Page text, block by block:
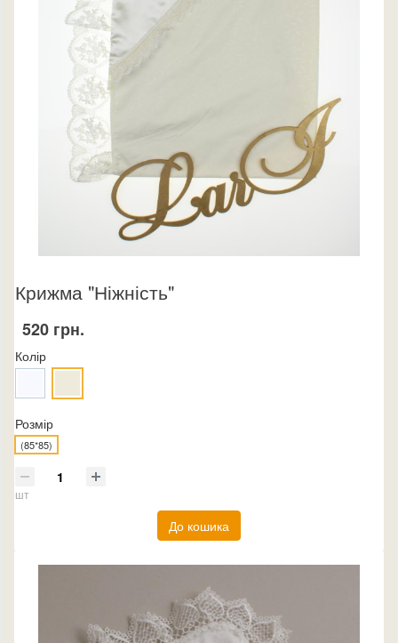
Крижма "Ніжність"
520 грн.
Колір
Розмір
(85*85)
шт
До кошика